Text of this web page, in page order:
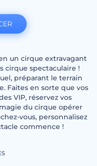
un cirque extravagant
cirque spectaculaire !
préparant le terrain
Faites en sorte que vos
VIP, réservez vos
du cirque opérer
vous, personnalisez
commence !